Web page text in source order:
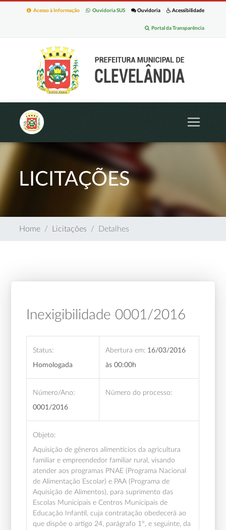
Acessibilidade
Ouvidoria
Ouvidoria SUS
Acesso à Informação
Portal da Transparência
LICITAÇÕES
Home Licitações Detalhes
Inexigibilidade 0001/2016
Status:
Homologada
Abertura em: 16/03/2016
às 00:00h
Número/Ano:
0001/2016
Número do processo:
Objeto:
Aquisição de gêneros alimentícios da agricultura
familiar e empreendedor familiar rural, visando
atender aos programas PNAE (Programa Nacional
de Alimentação Escolar) e PAA (Programa de
Aquisição de Alimentos), para suprimento das
Escolas Municipais e Centros Municipais de
Educação Infantil, cuja contratação obedecerá ao
que dispõe o artigo 24, parágrafo 1º, e seguinte, da